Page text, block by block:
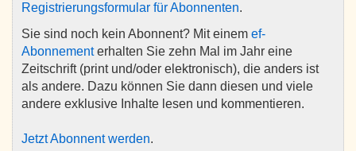
Registrierungsformular für Abonnenten.
Sie sind noch kein Abonnent? Mit einem ef-
Abonnementerhalten Sie zehn Mal im Jahr eine
Zeitschrift (print und/oder elektronisch), die anders ist
als andere. Dazu können Sie dann diesen und viele
andere exklusive Inhalte lesen und kommentieren.
Jetzt Abonnent werden.